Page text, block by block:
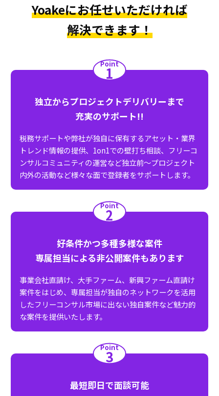
Yoakeにお任せいただければ
解決できます！
Point
1
独立からプロジェクトデリバリーまで
充実のサポート!!
税務サポートや弊社が独自に保有するアセット・業界
トレンド情報の提供、1on1での壁打ち相談、フリーコ
ンサルコミュニティの運営など独立前～プロジェクト
内外の活動など様々な面で登録者をサポートします。
Point
2
好条件かつ多種多様な案件
専属担当による非公開案件もあります
事業会社直請け、大手ファーム、新興ファーム直請け
案件をはじめ、専属担当が独自のネットワークを活用
したフリーコンサル市場に出ない独自案件など魅力的
な案件を提供いたします。
Point
3
最短即日で面談可能